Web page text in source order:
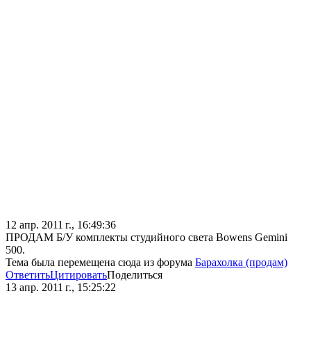
12 апр. 2011 г., 16:49:36
ПРОДАМ Б/У комплекты студийного света Bowens Gemini
500.
Тема была перемещена сюда из форума Барахолка (продам)
ОтветитьЦитироватьПоделиться
13 апр. 2011 г., 15:25:22